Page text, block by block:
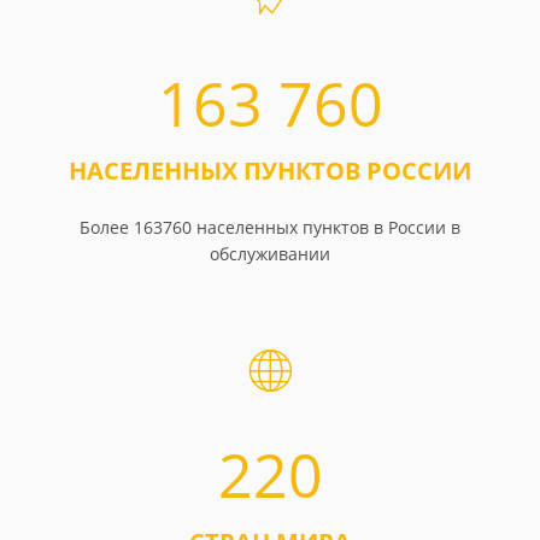
163 760
НАСЕЛЕННЫХ ПУНКТОВ РОССИИ
Более 163760 населенных пунктов в России в
обслуживании
220